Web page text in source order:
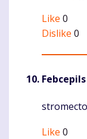
Like 0
Dislike 0
Febcepils
Like 0